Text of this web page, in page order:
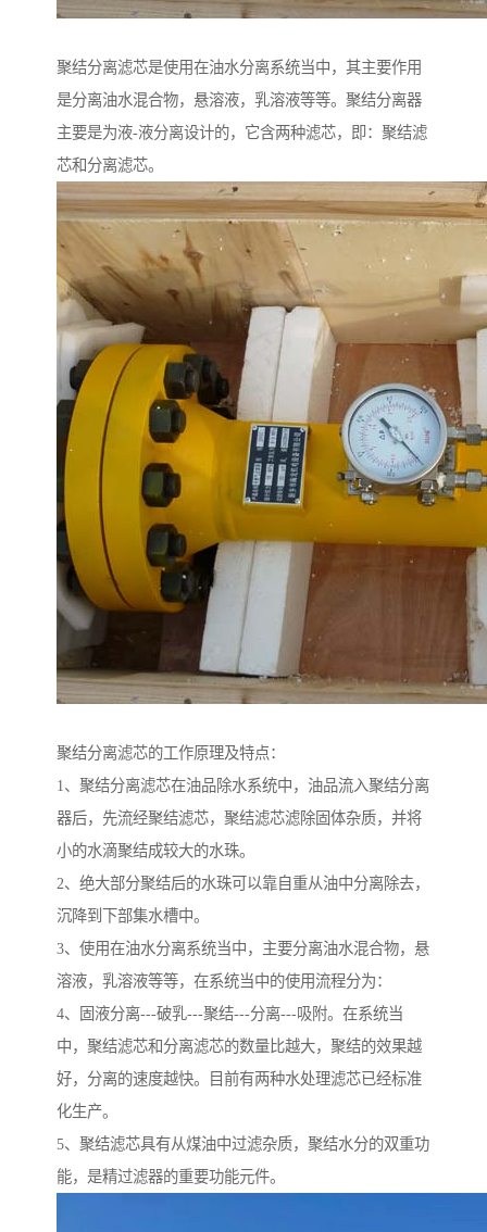
聚结分离滤芯是使用在油水分离系统当中，其主要作用
是分离油水混合物，悬溶液，乳溶液等等。聚结分离器
主要是为液-液分离设计的，它含两种滤芯，即：聚结滤
芯和分离滤芯。
聚结分离滤芯的工作原理及特点：
1、聚结分离滤芯在油品除水系统中，油品流入聚结分离
器后，先流经聚结滤芯，聚结滤芯滤除固体杂质，并将
小的水滴聚结成较大的水珠。
2、绝大部分聚结后的水珠可以靠自重从油中分离除去，
沉降到下部集水槽中。
3、使用在油水分离系统当中，主要分离油水混合物，悬
溶液，乳溶液等等，在系统当中的使用流程分为：
4、固液分离---破乳---聚结---分离---吸附。在系统当
中，聚结滤芯和分离滤芯的数量比越大，聚结的效果越
好，分离的速度越快。目前有两种水处理滤芯已经标准
化生产。
5、聚结滤芯具有从煤油中过滤杂质，聚结水分的双重功
能，是精过滤器的重要功能元件。